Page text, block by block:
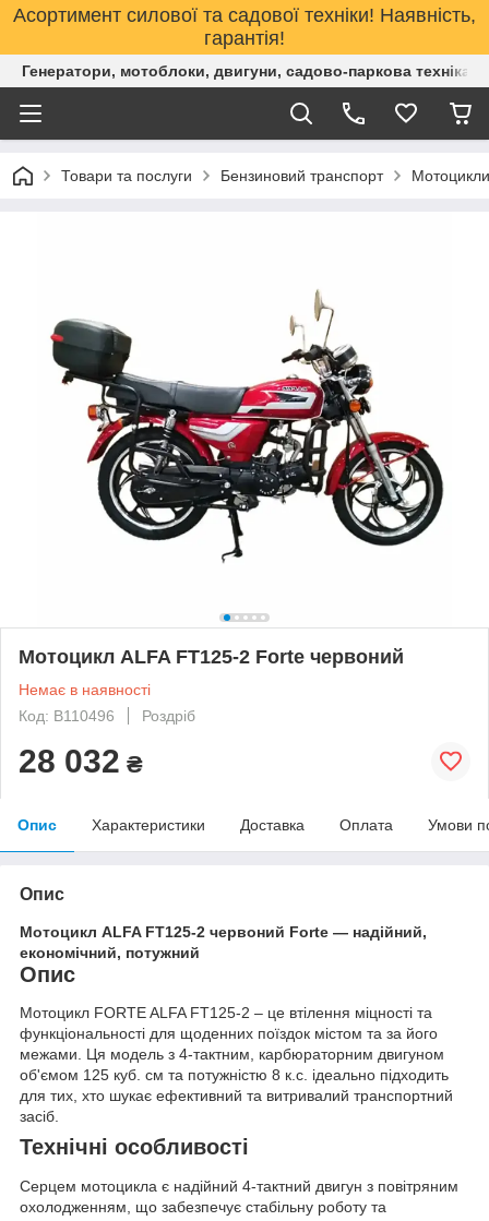
Асортимент силової та садової техніки! Наявність,
гарантія!
Генератори, мотоблоки, двигуни, садово-паркова техніка.
Товари та послуги Бензиновий транспорт Мотоцикли
Мотоцикл ALFA FT125-2 Forte червоний
Немає в наявності
Код: B110496
Роздріб
28 032 ₴
Опис Характеристики Доставка Оплата Умови
Опис
Мотоцикл ALFA FT125-2 червоний Forte — надійний,
економічний, потужний
Опис
Мотоцикл FORTE ALFA FT125-2 – це втілення міцності та
функціональності для щоденних поїздок містом та за його
межами. Ця модель з 4-тактним, карбюраторним двигуном
об'ємом 125 куб. см та потужністю 8 к.с. ідеально підходить
для тих, хто шукає ефективний та витривалий транспортний
засіб.
Технічні особливості
Серцем мотоцикла є надійний 4-тактний двигун з повітряним
охолодженням, що забезпечує стабільну роботу та